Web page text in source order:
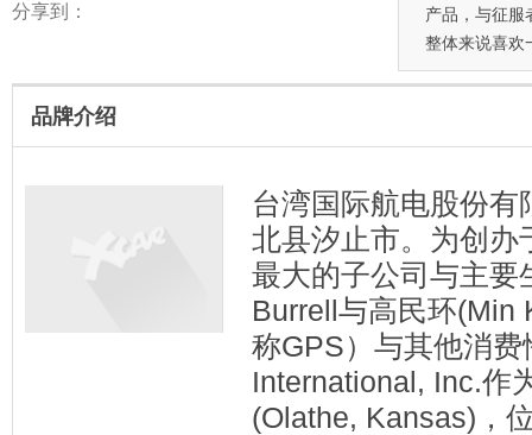
分享到：
产品，与征服
整体来说喜欢
品牌介绍
台湾国际航电股份
北县汐止市。为创办
最大的子公司与主要
Burrell与高民环(Min
称GPS）与其他消
International, Inc.作
(Olathe, Kansas)，